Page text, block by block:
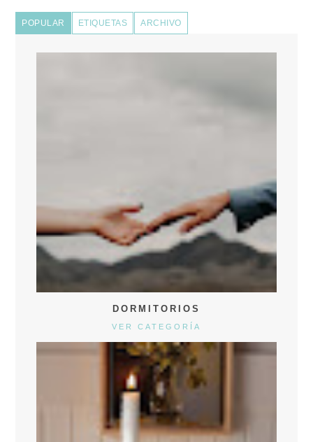
POPULAR ETIQUETAS ARCHIVO
DORMITORIOS
VER CATEGORÍA